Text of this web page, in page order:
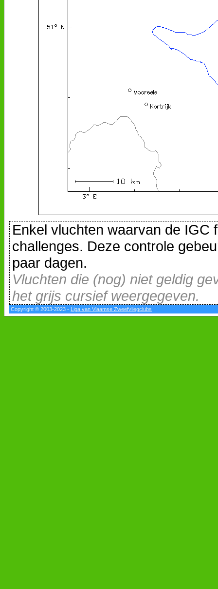
Enkel vluchten waarvan de IGC
challenges. Deze controle
paar dagen.
Vluchten die (nog) niet geldig
het grijs cursief weergegeven.
Copyright © 2003-2023 - Liga van Vlaamse Zweefvliegclubs